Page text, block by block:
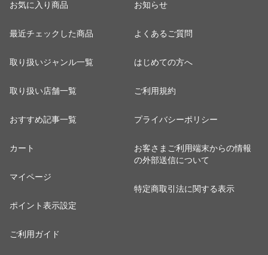
お気に入り商品
最近チェックした商品
取り扱いジャンル一覧
取り扱い店舗一覧
おすすめ記事一覧
カート
マイページ
ポイント表示設定
ご利用ガイド
お知らせ
よくあるご質問
はじめての方へ
ご利用規約
プライバシーポリシー
お客さまご利用端末からの情報
の外部送信について
特定商取引法に関する表示